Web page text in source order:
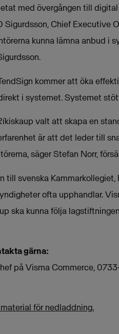
med övergången till
Sigurdsson, Chief Executive
kunna lämna anbud i
kommer att öka
i systemet. Systemet
valt att skapa en
är att det leder till
säger Stefan Norr,
till svenska
ofta upphandlar.
ska kunna följa
gärna:
på Visma Commerce,
för nedladdning.